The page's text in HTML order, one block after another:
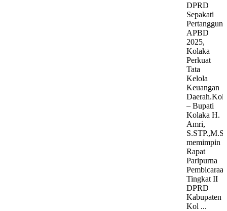
DPRD
Sepakati
APBD
2025,
Kolaka
Perkuat
Tata
Kelola
Keuangan
– Bupati
Kolaka H.
Amri,
memimpin
Rapat
Paripurna
Pembicaraan
Tingkat II
DPRD
Kabupaten
Kol ...